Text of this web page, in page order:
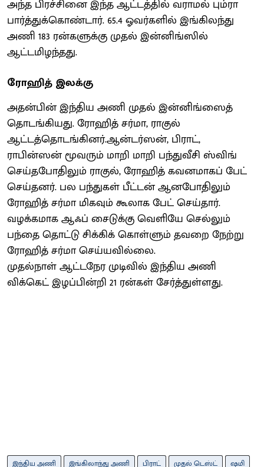
அந்த பிரச்சினை இந்த ஆட்டத்தில் வராமல் பும்ரா
பார்த்துக்கொண்டார். 65.4 ஓவர்களில் இங்கிலந்து
அணி 183 ரன்களுக்கு முதல் இன்னிங்ஸில்
ஆட்டமிழந்தது.
ரோஹித் இலக்கு
அதன்பின் இந்திய அணி முதல் இன்னிங்ஸைத்
தொடங்கியது. ரோஹித் சர்மா, ராகுல்
ஆட்டத்தொடங்கினர்.ஆன்டர்ஸன், பிராட்,
ராபின்ஸன் மூவரும் மாறி மாறி பந்துவீசி ஸ்விங்
செய்தபோதிலும் ராகுல், ரோஹித் கவனமாகப் பேட்
செய்தனர். பல பந்துகள் பீட்டன் ஆனபோதிலும்
ரோஹித் சர்மா மிகவும் கூலாக பேட் செய்தார்.
வழக்கமாக ஆஃப் சைடுக்கு வெளியே செல்லும்
பந்தை தொட்டு சிக்கிக் கொள்ளும் தவறை நேற்று
ரோஹித் சர்மா செய்யவில்லை.
முதல்நாள் ஆட்டநேர முடிவில் இந்திய அணி
விக்கெட் இழப்பின்றி 21 ரன்கள் சேர்த்துள்ளது.
இந்திய அணி இங்கிலாந்து அணி பிராட் முதல் டெஸ்ட் ஷமி